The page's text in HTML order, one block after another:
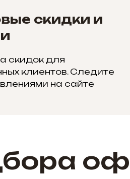
скидки и
скидок для
клиентов. Следите
на сайте